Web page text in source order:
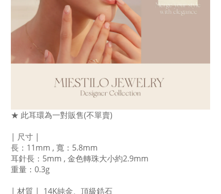
★ 此耳環為一對販售(不單賣)
| 尺寸 |
長：11mm , 寬：5.8mm
耳針長：5mm , 金色轉珠大小約2.9mm
重量：0.3g
| 材質 |  14K純金、頂級鋯石